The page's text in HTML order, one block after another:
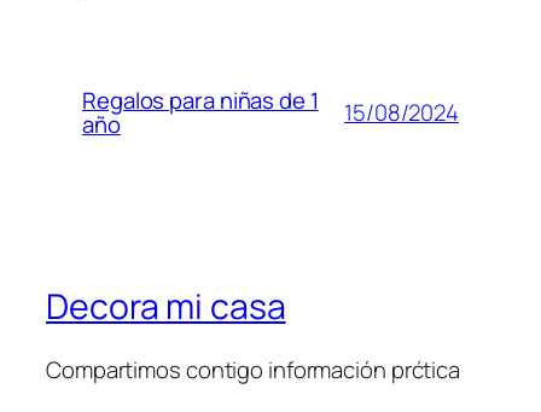
Regalos para niñas de 1
año 15/08/2024
Decora mi casa
Compartimos contigo información prćtica